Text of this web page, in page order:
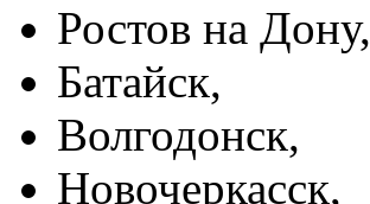
Ростов на Дону,
Батайск,
Волгодонск,
Новочеркасск,